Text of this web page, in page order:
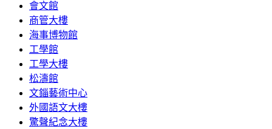
會文館
商管大樓
海事博物館
工學館
工學大樓
松濤館
文錙藝術中心
外國語文大樓
驚聲紀念大樓